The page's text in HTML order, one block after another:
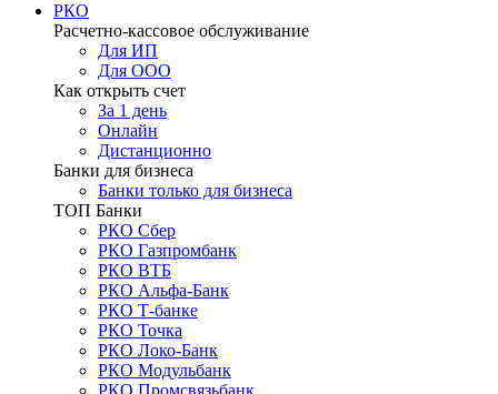
РКО
Расчетно-кассовое обслуживание
Для ИП
Для ООО
Как открыть счет
За 1 день
Онлайн
Дистанционно
Банки для бизнеса
Банки только для бизнеса
ТОП Банки
РКО Сбер
РКО Газпромбанк
РКО ВТБ
РКО Альфа-Банк
РКО Т-банке
РКО Точка
РКО Локо-Банк
РКО Модульбанк
РКО Промсвязьбанк